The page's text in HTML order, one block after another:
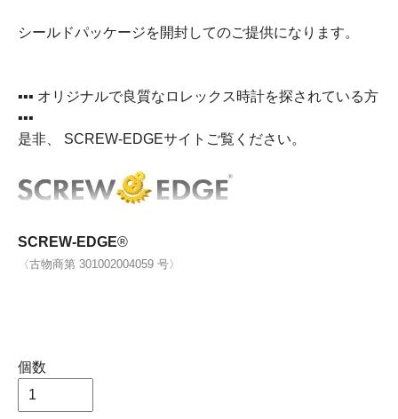
シールドパッケージを開封してのご提供になります。
▪▪▪ オリジナルで良質なロレックス時計を探されている方
▪▪▪
是非、 SCREW-EDGEサイトご覧ください。
SCREW-EDGE®
〈古物商第 301002004059 号〉
個数